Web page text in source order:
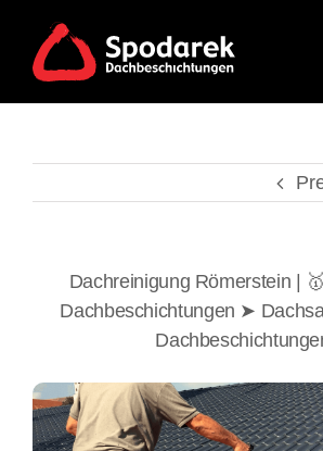
content
Dachreinigung Römerstein |
Dachbeschichtungen ➤